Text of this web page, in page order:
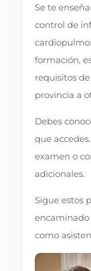
Se te
control de
formación,
requisitos
provincia a
Debes
que
examen o
adicionales.
Sigue estos
como